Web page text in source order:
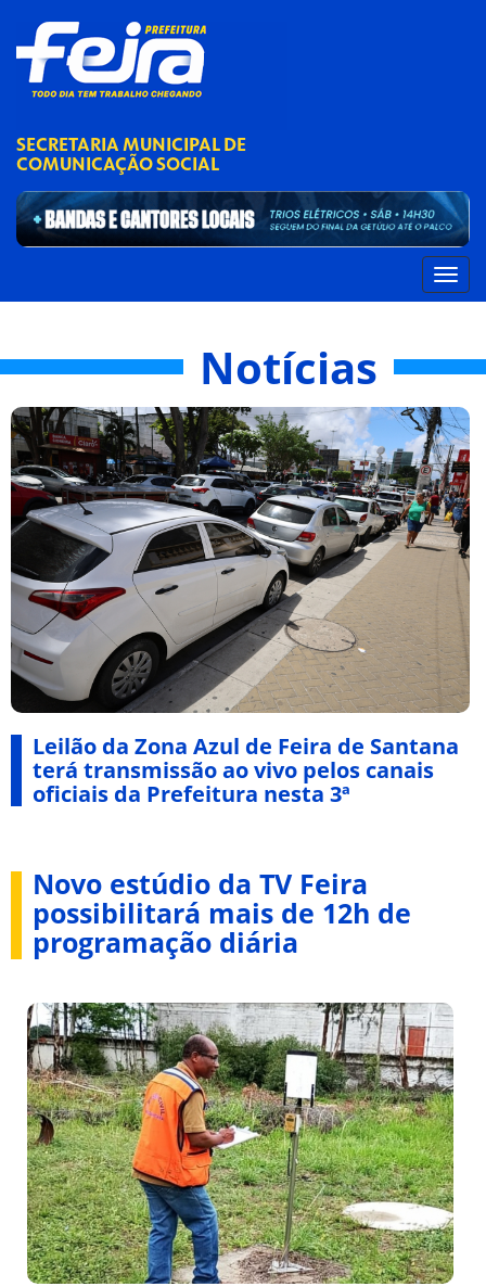
SECRETARIA MUNICIPAL DE
COMUNICAÇÃO SOCIAL
Notícias
Leilão da Zona Azul de Feira de Santana
terá transmissão ao vivo pelos canais
oficiais da Prefeitura nesta 3ª
Novo estúdio da TV Feira
possibilitará mais de 12h de
programação diária